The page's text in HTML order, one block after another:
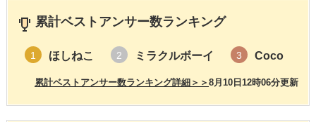
累計ベストアンサー数ランキング
1 ほしねこ 2 ミラクルボーイ 3 Coco
8月10日12時06分更新
累計ベストアンサー数ランキング詳細＞＞